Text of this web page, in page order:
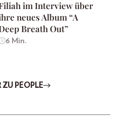
im Interview über
neues Album “A
Breath Out”
6 Min.
ZU PEOPLE